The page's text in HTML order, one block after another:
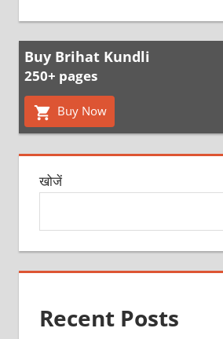
Buy Brihat Kundli
250+ pages
Buy Now
खोजें
Recent Posts